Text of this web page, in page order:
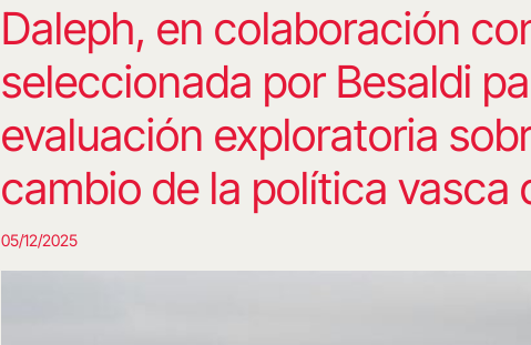
Daleph, en colaboración
seleccionada por Besaldi
evaluación exploratoria
cambio de la política vasca
05/12/2025